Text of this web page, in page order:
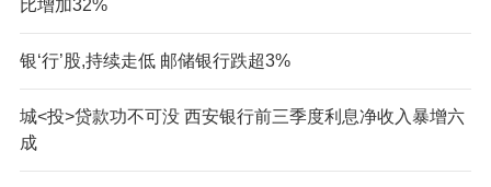
比增加32%
银‘行’股,持续走低 邮储银行跌超3%
城<投>贷款功不可没 西安银行前三季度利息净收入暴增六
成